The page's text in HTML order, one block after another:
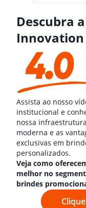
Descubra a
Assista ao nosso
institucional e
nossa infraestrutura
moderna e as
exclusivas em
personalizados.
Veja como
melhor no
brindes